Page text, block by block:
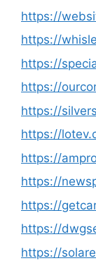
https://
https://
https://
https://
https://
https://
https://
https://
https://
https://
https://